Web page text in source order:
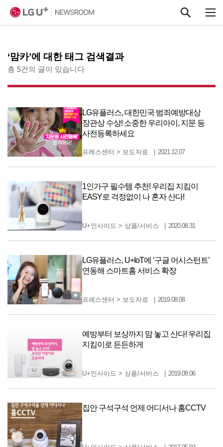
‘맘카’에 대한 태그 검색결과
총 5건의 글이 있습니다
LG유플러스, 대한민국 범죄예방대상
장관상 수상! 소중한 우리아이, 지문 등
사전등록하세요
프레스센터 > 보도자료 2021.12.07
1인가구 필수템 추천! 우리집 지킴이
EASY로 걱정없이 나 혼자 산다!
U+인사이드 >상품/서비스 2020.08.31
LG유플러스, U+IoT에 ‘구글 어시스턴트’
연동해 스마트홈 서비스 확장
프레스센터 > 보도자료 2019.08.08
예방부터 보상까지 맘 놓고 산다! 우리집
지킴이로 든든하게
U+인사이드 >상품/서비스 2019.08.06
집안 구석구석 언제 어디서나 홈CCTV